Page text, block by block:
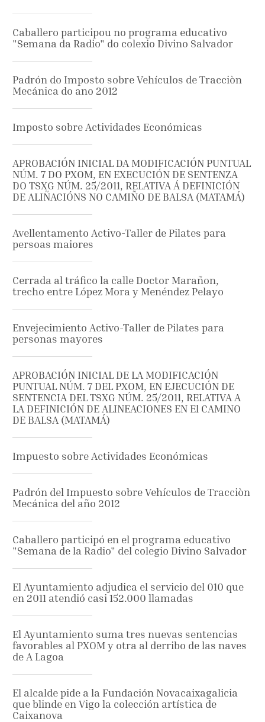
Caballero participou no programa educativo
"Semana da Radio" do colexio Divino Salvador
Padrón do Imposto sobre Vehículos de Tracciòn
Mecánica do ano 2012
Imposto sobre Actividades Económicas
APROBACIÓN INICIAL DA MODIFICACIÓN PUNTUAL
NÚM. 7 DO PXOM, EN EXECUCIÓN DE SENTENZA
DO TSXG NÚM. 25/2011, RELATIVA Á DEFINICIÓN
DE ALIÑACIÓNS NO CAMIÑO DE BALSA (MATAMÁ)
Avellentamento Activo-Taller de Pilates para
persoas maiores
Cerrada al tráfico la calle Doctor Marañon,
trecho entre López Mora y Menéndez Pelayo
Envejecimiento Activo-Taller de Pilates para
personas mayores
APROBACIÓN INICIAL DE LA MODIFICACIÓN
PUNTUAL NÚM. 7 DEL PXOM, EN EJECUCIÓN DE
SENTENCIA DEL TSXG NÚM. 25/2011, RELATIVA A
LA DEFINICIÓN DE ALINEACIONES EN El CAMINO
DE BALSA (MATAMÁ)
Impuesto sobre Actividades Económicas
Padrón del Impuesto sobre Vehículos de Tracciòn
Mecánica del año 2012
Caballero participó en el programa educativo
"Semana de la Radio" del colegio Divino Salvador
El Ayuntamiento adjudica el servicio del 010 que
en 2011 atendió casi 152.000 llamadas
El Ayuntamiento suma tres nuevas sentencias
favorables al PXOM y otra al derribo de las naves
de A Lagoa
El alcalde pide a la Fundación Novacaixagalicia
que blinde en Vigo la colección artística de
Caixanova